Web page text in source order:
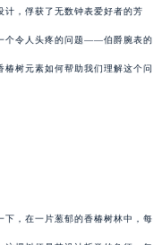
计，俘获了无数钟表爱好者的芳
个令人头疼的问题——伯爵腕表的
树元素如何帮助我们理解这个问
下，在一片葱郁的香椿树林中，每